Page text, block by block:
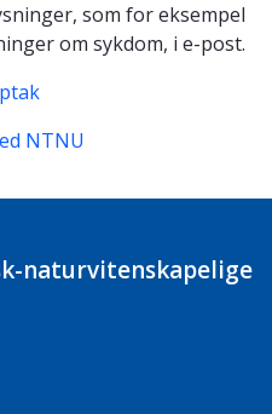
som for eksempel
om sykdom, i e-post.
NTNU
naturvitenskapelige